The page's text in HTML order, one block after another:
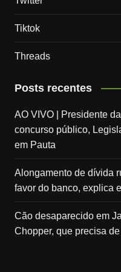
Tiktok
Threads
Posts recentes
AO VIVO | Presidente
concurso público,
em Pauta
Alongamento de dívida
favor do banco, explica
Cão desaparecido em
Chopper, que precisa